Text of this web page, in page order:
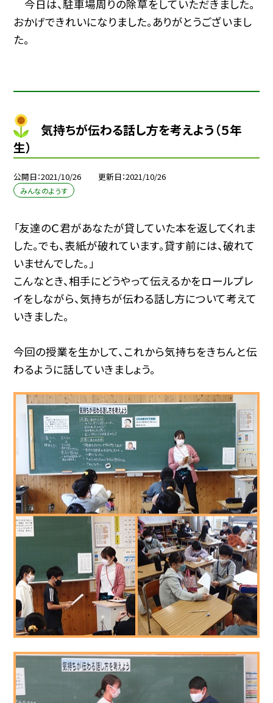
今日は、駐車場周りの除草をしていただきました。
おかげできれいになりました。ありがとうございまし
た。
気持ちが伝わる話し方を考えよう（５年
生）
公開日 2021/10/26 更新日 2021/10/26
みんなのようす
「友達のＣ君があなたが貸していた本を返してくれま
した。でも、表紙が破れています。貸す前には、破れて
いませんでした。」
こんなとき、相手にどうやって伝えるかをロールプレ
イをしながら、気持ちが伝わる話し方について考えて
いきました。
今回の授業を生かして、これから気持ちをきちんと伝
わるように話していきましょう。